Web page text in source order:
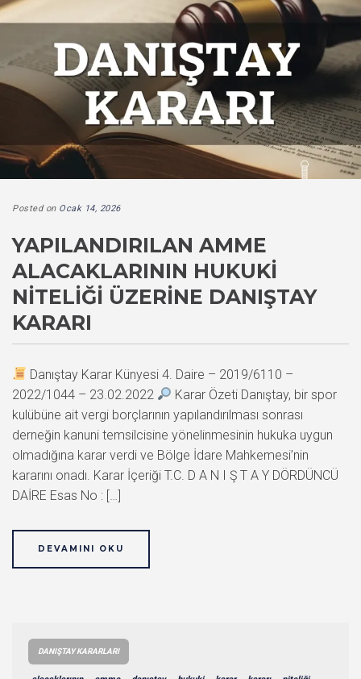
Posted on Ocak 14, 2026
YAPILANDIRILAN AMME
ALACAKLARININ HUKUKI
NITELIĞI ÜZERINE DANIŞTAY
KARARI
Danıştay Karar Künyesi 4. Daire – 2019/6110 –
2022/1044 – 23.02.2022
Karar Özeti Danıştay, bir spor
kulübüne ait vergi borçlarının yapılandırılması sonrası
derneğin kanuni temsilcisine yönelinmesinin hukuka uygun
olmadığına karar verdi ve Bölge İdare Mahkemesi’nin
kararını onadı. Karar İçeriği T.C. D A N I Ş T A Y DÖRDÜNCÜ
DAİRE Esas No : […]
DEVAMINI OKU
DANIŞTAY KARARLARI